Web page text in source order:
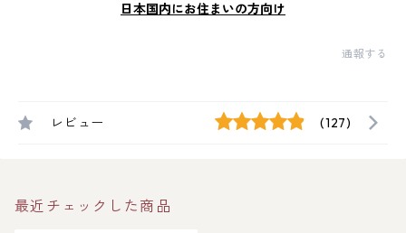
日本国内にお住まいの方向け
通報する
レビュー (127)
最近チェックした商品